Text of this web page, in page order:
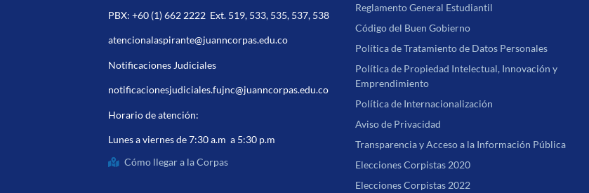
PBX:+60 (1) 662 2222 Ext. 519, 533, 535, 537, 538
atencionalaspirante@juanncorpas.edu.co
Notificaciones Judiciales
notificacionesjudiciales.fujnc@juanncorpas.edu.co
Horario de atención:
Lunes a viernes de 7:30 a.m a 5:30 p.m
Cómo llegar a la Corpas
Reglamento General Estudiantil
Código del Buen Gobierno
Política de Tratamiento de Datos Personales
Política de Propiedad Intelectual, Innovación y
Emprendimiento
Política de Internacionalización
Aviso de Privacidad
Transparencia y Acceso a la Información Pública
Elecciones Corpistas 2020
Elecciones Corpistas 2022